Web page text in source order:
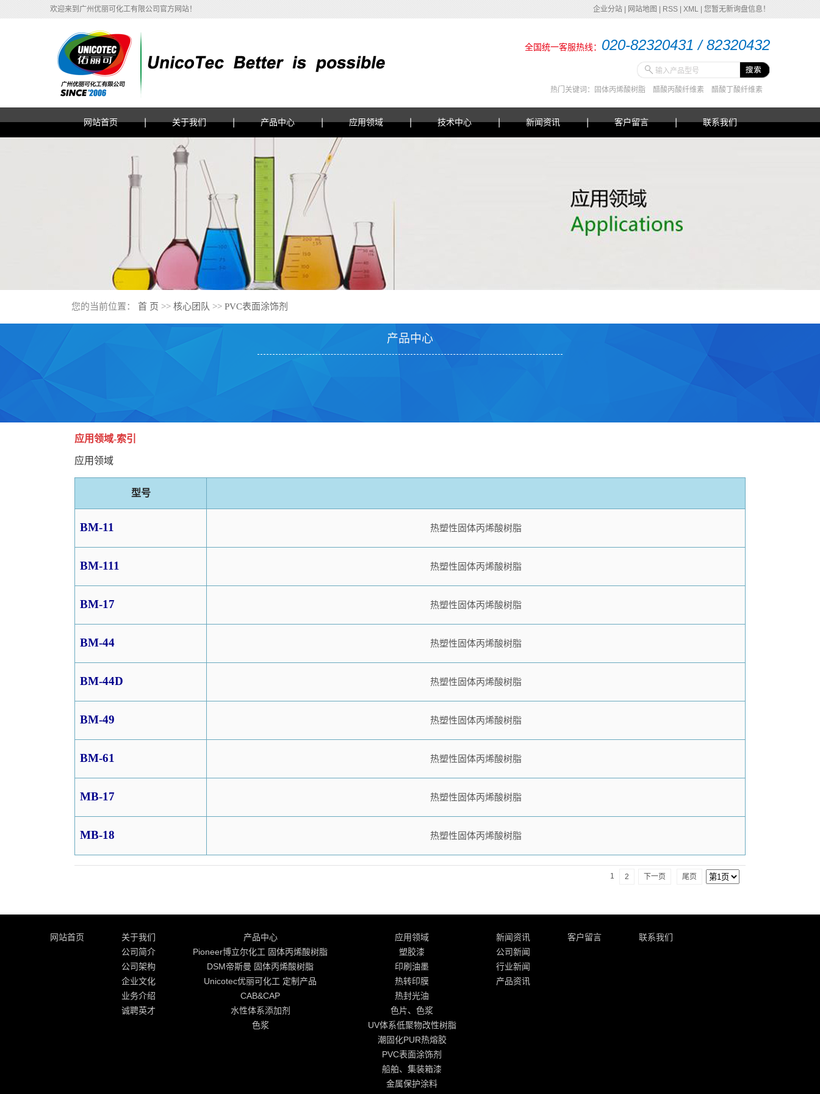
欢迎来到广州优丽可化工有限公司官方网站！ 企业分站 网站地图 RSS XML 您暂无新询盘信息！
全国统一客服热线： 020-82320431 / 82320432
热门关键词： 固体丙烯酸树脂 醋酸丙酸纤维素 醋酸丁酸纤维素
网站首页 关于我们 产品中心 应用领域 技术中心 新闻资讯 客户留言 联系我们
您的当前位置： 首 页 >> 核心团队 >> PVC表面涂饰剂
产品中心
应用领域-索引
应用领域
型号
BM-11 热塑性固体丙烯酸树脂
BM-111 热塑性固体丙烯酸树脂
BM-17 热塑性固体丙烯酸树脂
BM-44 热塑性固体丙烯酸树脂
BM-44D 热塑性固体丙烯酸树脂
BM-49 热塑性固体丙烯酸树脂
BM-61 热塑性固体丙烯酸树脂
MB-17 热塑性固体丙烯酸树脂
MB-18 热塑性固体丙烯酸树脂
1 2 下一页 尾页
网站首页
关于我们
公司简介
公司架构
企业文化
业务介绍
诚聘英才
产品中心
Pioneer博立尔化工 固体丙烯酸树脂
DSM帝斯曼 固体丙烯酸树脂
Unicotec优丽可化工 定制产品
CAB&CAP
水性体系添加剂
色浆
应用领域
塑胶漆
印刷油墨
热转印膜
热封光油
色片、色浆
UV体系低聚物改性树脂
潮固化PUR热熔胶
PVC表面涂饰剂
船舶、集装箱漆
金属保护涂料
新闻资讯
公司新闻
行业新闻
产品资讯
客户留言 联系我们